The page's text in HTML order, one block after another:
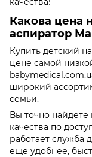
Какова цена
аспиратор
Купить детский
цене самой
широкий
семьи.
Вы точно
качества по
работает служба
еще удобнее,